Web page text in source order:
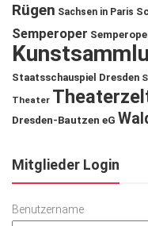
Rügen Sachsen in Paris
Semperoper
Staatsschauspiel Dresden
Theater
Dresden-Bautzen eG
Mitglieder Login
Benutzername